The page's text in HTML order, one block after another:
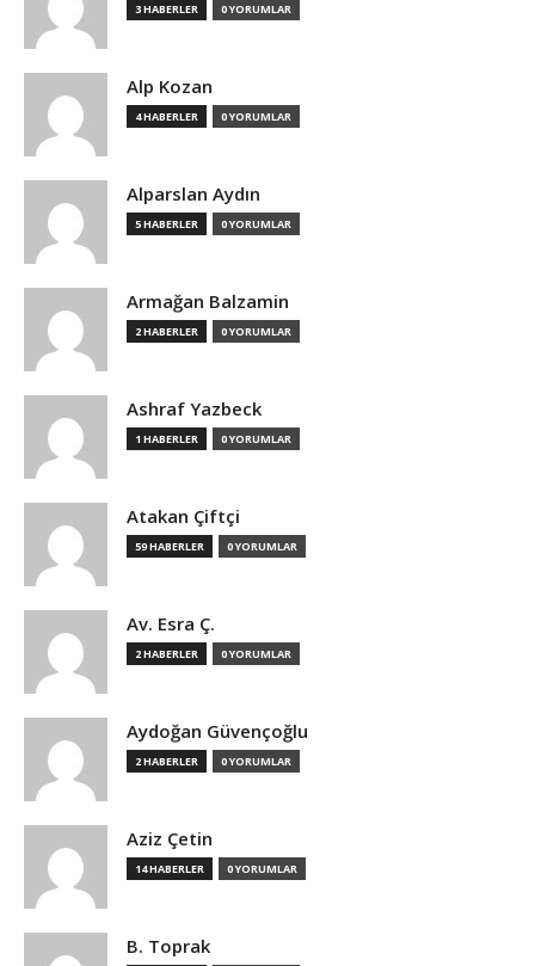
3 HABERLER 0 YORUMLAR
Alp Kozan
4 HABERLER 0 YORUMLAR
Alparslan Aydın
5 HABERLER 0 YORUMLAR
Armağan Balzamin
2 HABERLER 0 YORUMLAR
Ashraf Yazbeck
1 HABERLER 0 YORUMLAR
Atakan Çiftçi
59 HABERLER 0 YORUMLAR
Av. Esra Ç.
2 HABERLER 0 YORUMLAR
Aydoğan Güvençoğlu
2 HABERLER 0 YORUMLAR
Aziz Çetin
14 HABERLER 0 YORUMLAR
B. Toprak